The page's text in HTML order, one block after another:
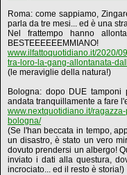
Roma: come sappiamo,
parla da tre mesi... ed è una
Nel frattempo hanno
BESTEEEEEEMMIANO!
www.ilfattoquotidiano.it/2020/
tra-loro-la-gang-allontanata-
(le meraviglie della natura!)
Bologna: dopo DUE
andata tranquillamente a fare
www.nextquotidiano.it/
bologna/
(Se l'han beccata in tempo,
un disastro, è stato un vero
dovuto prendersi un albergo!
inviato i dati alla questura,
incrociato... ed il resto è storia!)